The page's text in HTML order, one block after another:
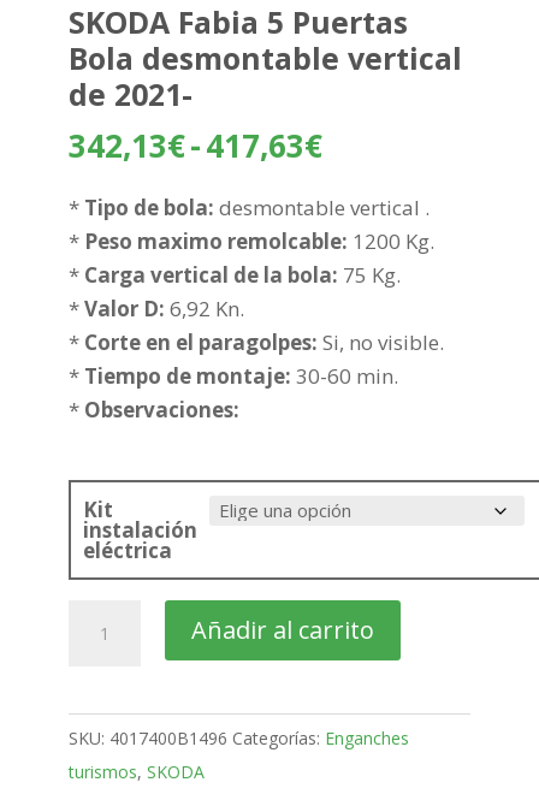
SKODA Fabia 5 Puertas
Bola desmontable vertical
de 2021-
342,13€-417,63€Rango
precios:
desde
342,13€
417,63€
* Tipo de bola: desmontable vertical .
* Peso maximo remolcable: 1200 Kg.
* Carga vertical de la bola: 75 Kg.
*Valor D: 6,92 Kn.
* Corte en el paragolpes: Si, no visible.
* Tiempo de montaje: 30-60 min.
* Observaciones:
Kit
instalación
eléctrica
Fabia
Puertas
Bola
desmontable
Añadir al carrito
SKU: 4017400B1496 Categorías: Enganches
turismos, SKODA